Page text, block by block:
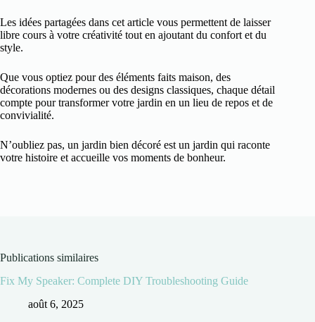
Les idées partagées dans cet article vous permettent de laisser
libre cours à votre créativité tout en ajoutant du confort et du
style.
Que vous optiez pour des éléments faits maison, des
décorations modernes ou des designs classiques, chaque détail
compte pour transformer votre jardin en un lieu de repos et de
convivialité.
N’oubliez pas, un jardin bien décoré est un jardin qui raconte
votre histoire et accueille vos moments de bonheur.
Publications similaires
Fix My Speaker: Complete DIY Troubleshooting Guide
août 6, 2025